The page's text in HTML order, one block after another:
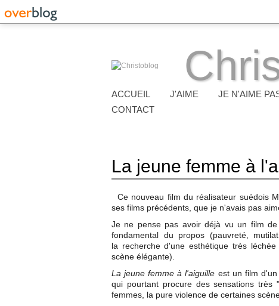
ACCUEIL J'AIME JE N'AIME
CONTACT
La jeune femme à
Ce nouveau film du réalisateur suédois
ses films précédents, que je n'avais pas
Je ne pense pas avoir déjà vu un film
fondamental du propos (pauvreté,
la recherche d'une esthétique très
scène élégante).
La jeune femme à l'aiguille est un film
qui pourtant procure des sensations très
femmes, la pure violence de certaines